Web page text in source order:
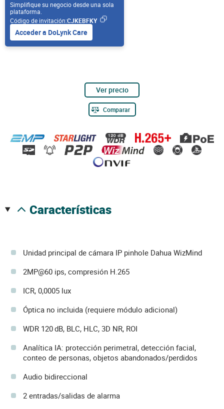
Simplifique su negocio desde una sola
plataforma.
Código de invitación:CJKEBFKY
Acceder a DoLynk Care
Ver precio
Comparar
características
Unidad principal de cámara IP pinhole Dahua WizMind
2MP@60 ips, compresión H.265
ICR, 0,0005 lux
Óptica no incluida (requiere módulo adicional)
WDR 120 dB, BLC, HLC, 3D NR, ROI
Analítica IA: protección perimetral, detección facial,
conteo de personas, objetos abandonados/perdidos
Audio bidireccional
2 entradas/salidas de alarma